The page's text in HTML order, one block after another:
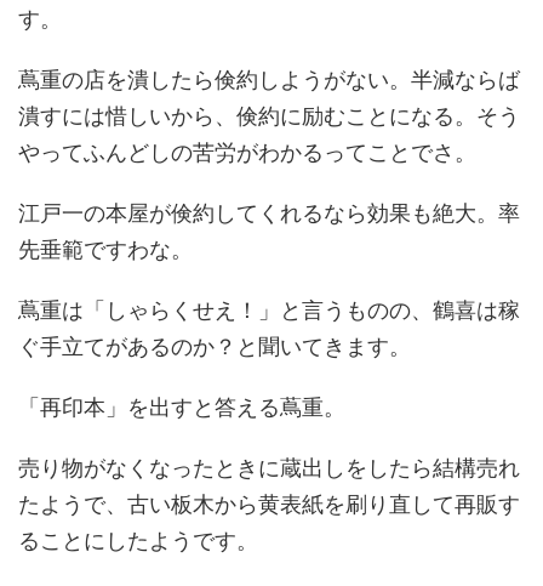
す。
蔦重の店を潰したら倹約しようがない。半減ならば
潰すには惜しいから、倹約に励むことになる。そう
やってふんどしの苦労がわかるってことでさ。
江戸一の本屋が倹約してくれるなら効果も絶大。率
先垂範ですわな。
蔦重は「しゃらくせえ！」と言うものの、鶴喜は稼
ぐ手立てがあるのか？と聞いてきます。
「再印本」を出すと答える蔦重。
売り物がなくなったときに蔵出しをしたら結構売れ
たようで、古い板木から黄表紙を刷り直して再販す
ることにしたようです。